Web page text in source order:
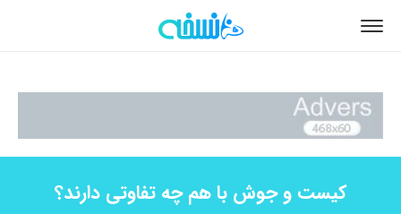
کیست و جوش با هم چه تفاوتی دارند؟